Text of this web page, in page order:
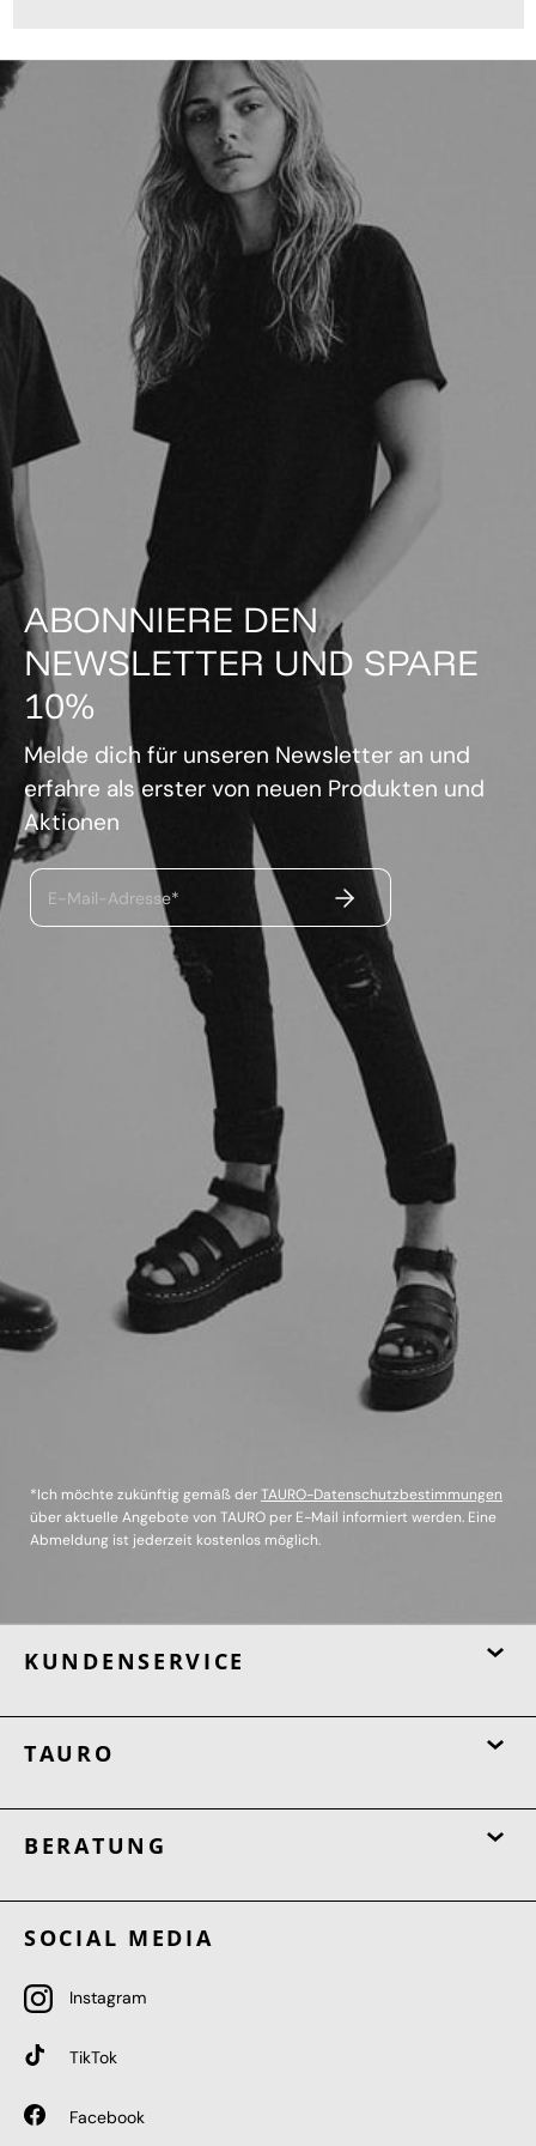
ABONNIERE DEN
NEWSLETTER UND SPARE
10%
Melde dich für unseren Newsletter an und
erfahre als erster von neuen Produkten und
Aktionen
E-Mail-Adresse* ABSENDEN
*Ich möchte zukünftig gemäß derTAURO-Datenschutzbestimmungen
über aktuelle Angebote von TAURO per E-Mail informiert werden. Eine
Abmeldung ist jederzeit kostenlos möglich.
KUNDENSERVICE
TAURO
BERATUNG
SOCIAL MEDIA
Instagram
TikTok
Facebook